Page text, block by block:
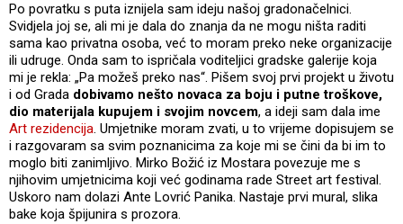
Po povratku s puta iznijela sam ideju našoj gradonačelnici.
Svidjela joj se, ali mi je dala do znanja da ne mogu ništa raditi
sama kao privatna osoba, već to moram preko neke organizacije
ili udruge. Onda sam to ispričala voditeljici gradske galerije koja
mi je rekla: „Pa možeš preko nas“. Pišem svoj prvi projekt u životu
i od Grada dobivamo nešto novaca za boju i putne troškove,
dio materijala kupujem i svojim novcem, a ideji sam dala ime
Art rezidencija. Umjetnike moram zvati, u to vrijeme dopisujem se
i razgovaram sa svim poznanicima za koje mi se čini da bi im to
moglo biti zanimljivo. Mirko Božić iz Mostara povezuje me s
njihovim umjetnicima koji već godinama rade Street art festival.
Uskoro nam dolazi Ante Lovrić Panika. Nastaje prvi mural, slika
bake koja špijunira s prozora.